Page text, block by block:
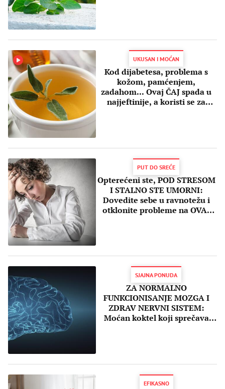
UKUSAN I MOĆAN
Kod dijabetesa, problema s
kožom, pamćenjem,
zadahom... Ovaj ČAJ spada u
najjeftinije, a koristi se za
PUT DO SREĆE
Opterećeni ste, POD STRESOM
I STALNO STE UMORNI:
Dovedite sebe u ravnotežu i
otklonite probleme na OVAJ
SJAJNA PONUDA
ZA NORMALNO
FUNKCIONISANJE MOZGA I
ZDRAV NERVNI SISTEM:
Moćan koktel koji sprečava
EFIKASNO